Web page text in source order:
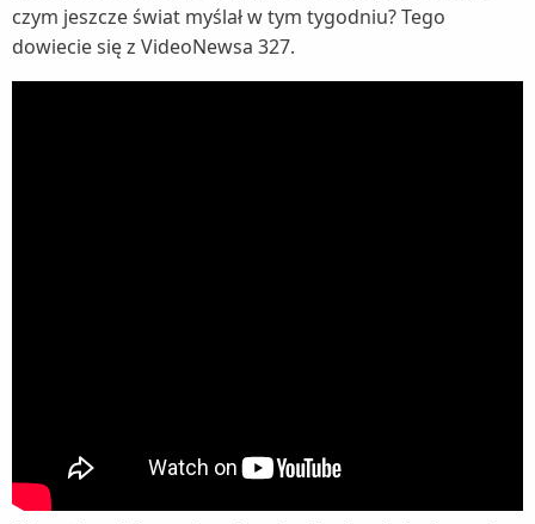
czym jeszcze świat myślał w tym tygodniu? Tego
dowiecie się z VideoNewsa 327.